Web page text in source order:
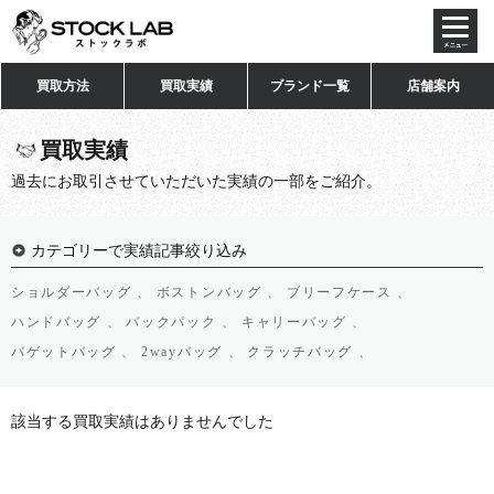
買取方法 買取実績 ブランド一覧 店舗案内
買取実績
過去にお取引させていただいた実績の一部をご紹介。
カテゴリーで実績記事絞り込み
ショルダーバッグ 、 ボストンバッグ 、
ブリーフケース 、
ハンドバッグ 、
バックパック 、
キャリーバッグ 、
バゲットバッグ 、
2wayバッグ 、 クラッチバッグ 、
該当する買取実績はありませんでした